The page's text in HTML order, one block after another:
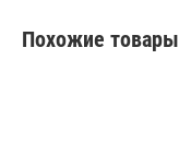
Похожие товары